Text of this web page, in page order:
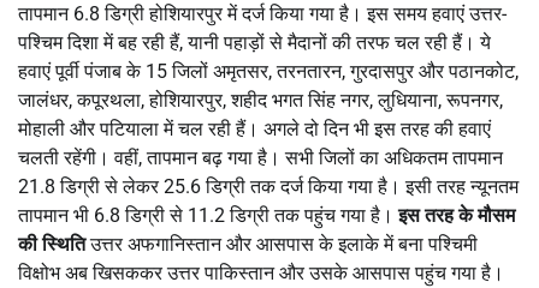
तापमान 6.8 डिग्री होशियारपुर में दर्ज किया गया है। इस समय हवाएं उत्तर-
पश्चिम दिशा में बह रही हैं, यानी पहाड़ों से मैदानों की तरफ चल रही हैं। ये
हवाएं पूर्वी पंजाब के 15 जिलों अमृतसर, तरनतारन, गुरदासपुर और पठानकोट,
जालंधर, कपूरथला, होशियारपुर, शहीद भगत सिंह नगर, लुधियाना, रूपनगर,
मोहाली और पटियाला में चल रही हैं। अगले दो दिन भी इस तरह की हवाएं
चलती रहेंगी। वहीं, तापमान बढ़ गया है। सभी जिलों का अधिकतम तापमान
21.8 डिग्री से लेकर 25.6 डिग्री तक दर्ज किया गया है। इसी तरह न्यूनतम
तापमान भी 6.8 डिग्री से 11.2 डिग्री तक पहुंच गया है।इस तरह के मौसम
की स्थितिउत्तर अफगानिस्तान और आसपास के इलाके में बना पश्चिमी
विक्षोभ अब खिसककर उत्तर पाकिस्तान और उसके आसपास पहुंच गया है।